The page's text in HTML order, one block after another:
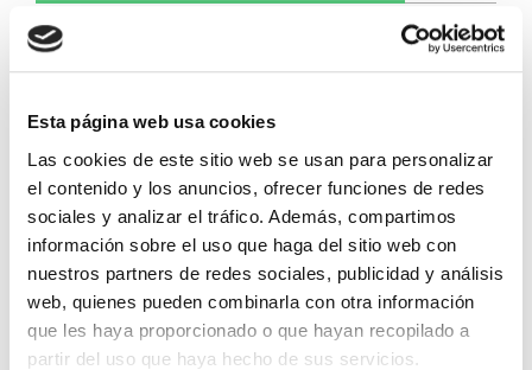
Esta página web usa cookies
Las cookies de este sitio web se usan para personalizar
el contenido y los anuncios, ofrecer funciones de redes
sociales y analizar el tráfico. Además, compartimos
información sobre el uso que haga del sitio web con
nuestros partners de redes sociales, publicidad y análisis
web, quienes pueden combinarla con otra información
que les haya proporcionado o que hayan recopilado a
partir del uso que haya hecho de sus servicios.
El diario de Álex 3: ¡Álex,
cámara y acción!
Miguel Ángel Gómez & Pedro
Gente Común Perdidos y
Hallados
Max Lucado